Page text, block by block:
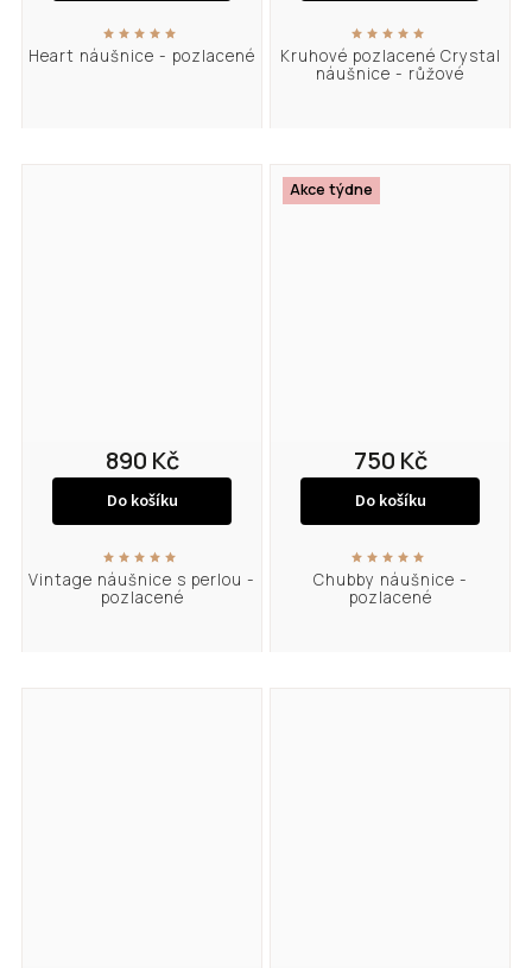
Heart náušnice - pozlacené
Kruhové pozlacené Crystal
náušnice - růžové
Vintage náušnice s perlou -
pozlacené
890 Kč
Do košíku
Akce týdne
Chubby náušnice -
pozlacené
750 Kč
Do košíku